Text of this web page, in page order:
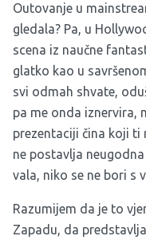
Outovanje u
gledala? Pa, u
scena iz naučne
glatko kao u
svi odmah shvate,
pa me onda iznervira,
prezentaciji čina koji ti
ne postavlja
vala, niko se ne bori s
Razumijem da je to
Zapadu, da